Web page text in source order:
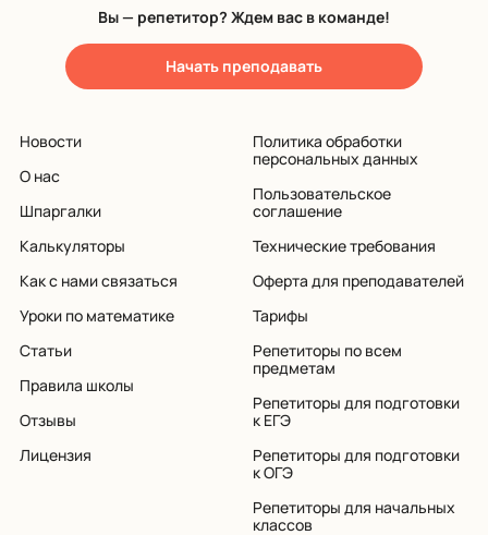
Вы — репетитор? Ждем вас в команде!
Начать преподавать
Новости
О нас
Шпаргалки
Калькуляторы
Как с нами связаться
Уроки по математике
Статьи
Правила школы
Отзывы
Лицензия
Политика обработки
персональных данных
Пользовательское
соглашение
Технические требования
Оферта для преподавателей
Тарифы
Репетиторы по всем
предметам
Репетиторы для подготовки
к ЕГЭ
Репетиторы для подготовки
к ОГЭ
Репетиторы для начальных
классов